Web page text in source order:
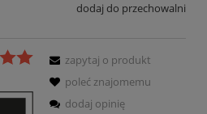
dodaj do przechowalni
zapytaj o produkt
poleć znajomemu
dodaj opinię